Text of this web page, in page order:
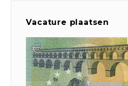
Vacature plaatsen